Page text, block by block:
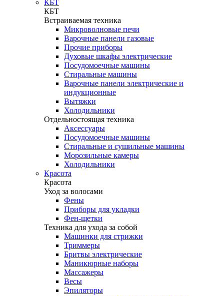
КБТ
КБТ
Встраиваемая техника
Микроволновые печи
Варочные панели газовые
Прочие приборы
Духовые шкафы электрические
Посудомоечные машины
Стиральные машины
Варочные панели электрические и
индукционные
Вытяжки
Холодильники
Отдельностоящая техника
Аксессуары
Посудомоечные машины
Стиральные и сушильные машины
Морозильные камеры
Холодильники
Красота
Красота
Уход за волосами
Фены
Приборы для укладки
Фен-щетки
Техника для ухода за собой
Машинки для стрижки
Триммеры
Бритвы электрические
Маникюрные наборы
Массажеры
Весы
Эпиляторы